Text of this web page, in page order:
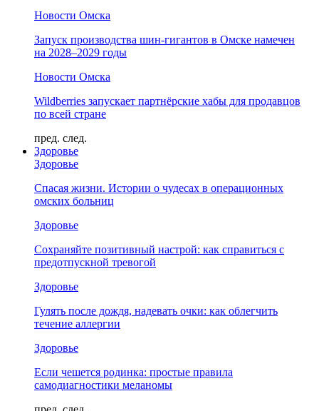
Новости Омска
Запуск производства шин-гигантов в Омске намечен
на 2028–2029 годы
Новости Омска
Wildberries запускает партнёрские хабы для продавцов
по всей стране
пред. след.
Здоровье
Здоровье
Спасая жизни. Истории о чудесах в операционных
омских больниц
Здоровье
Сохраняйте позитивный настрой: как справиться с
предотпускной тревогой
Здоровье
Гулять после дождя, надевать очки: как облегчить
течение аллергии
Здоровье
Если чешется родинка: простые правила
самодиагностики меланомы